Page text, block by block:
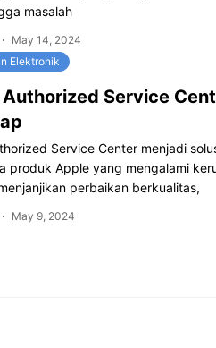
masalah
May 14, 2024
Elektronik
Service
Service Center menjadi
produk Apple yang mengalami
perbaikan berkualitas,
May 9, 2024